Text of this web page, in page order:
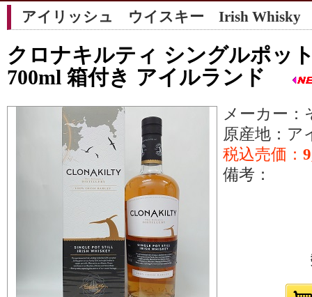
アイリッシュ ウイスキー Irish Whisky
クロナキルティ シングルポッ
700ml 箱付き アイルランド
メーカー：
原産地：
税込売価：
備考：